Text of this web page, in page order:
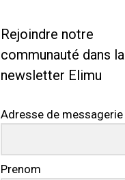
Rejoindre notre
communauté dans la
newsletter Elimu
Adresse de messagerie
Prenom